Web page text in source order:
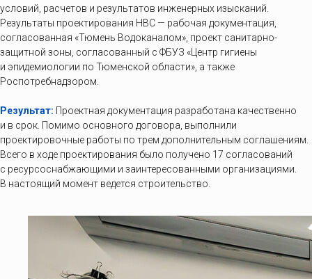
условий, расчетов и результатов инженерных изысканий.
Результаты проектирования НВС — рабочая документация,
согласованная «Тюмень Водоканалом», проект санитарно-
защитной зоны, согласованный с ФБУЗ «Центр гигиены
и эпидемиологии по Тюменской области», а также
Роспотребнадзором.
Результат: Проектная документация разработана качественно
и в срок. Помимо основного договора, выполнили
проектировочные работы по трем дополнительным соглашениям.
Всего в ходе проектирования было получено 17 согласований
с ресурсоснабжающими и заинтересованными организациями.
В настоящий момент ведется строительство.